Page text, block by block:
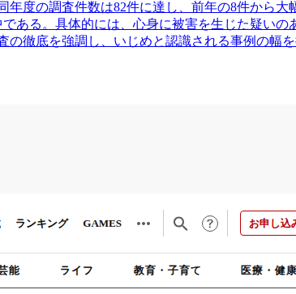
度の調査件数は82件に達し、前年の8件から大
ある。具体的には、心身に被害を生じた疑いの
徹底を強調し、いじめと認識される事例の幅